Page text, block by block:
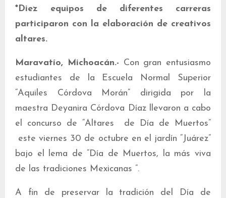
*Diez equipos de diferentes carreras
participaron con la elaboración de creativos
altares.
Maravatío, Michoacán.- Con gran entusiasmo
estudiantes de la Escuela Normal Superior
“Aquiles Córdova Morán” dirigida por la
maestra Deyanira Córdova Díaz llevaron a cabo
el concurso de “Altares de Día de Muertos”
este viernes 30 de octubre en el jardín “Juárez”
bajo el lema de “Día de Muertos, la más viva
de las tradiciones Mexicanas ”.
A fin de preservar la tradición del Día de